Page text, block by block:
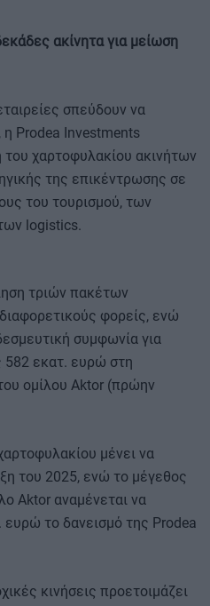
ακίνητα για μείωση
σπεύδουν να
Prodea Investments
χαρτοφυλακίου ακινήτων
της επικέντρωσης σε
του τουρισμού, των
logistics.
τριών πακέτων
φορείς, ενώ
συμφωνία για
582 εκατ. ευρώ στη
ομίλου Aktor (πρώην
μένει να
του 2025, ενώ το μέγεθος
Aktor αναμένεται να
το δανεισμό της Prodea
κινήσεις προετοιμάζει